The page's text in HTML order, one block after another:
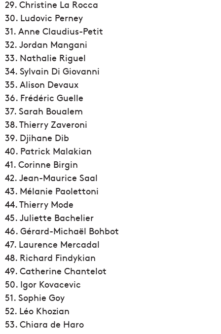
29. Christine La Rocca
30. Ludovic Perney
31. Anne Claudius-Petit
32. Jordan Mangani
33. Nathalie Riguel
34. Sylvain Di Giovanni
35. Alison Devaux
36. Frédéric Guelle
37. Sarah Boualem
38. Thierry Zaveroni
39. Djihane Dib
40. Patrick Malakian
41. Corinne Birgin
42. Jean-Maurice Saal
43. Mélanie Paolettoni
44. Thierry Mode
45. Juliette Bachelier
46. Gérard-Michaël Bohbot
47. Laurence Mercadal
48. Richard Findykian
49. Catherine Chantelot
50. Igor Kovacevic
51. Sophie Goy
52. Léo Khozian
53. Chiara de Haro